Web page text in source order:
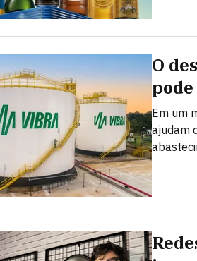
O
Em um
ajudam